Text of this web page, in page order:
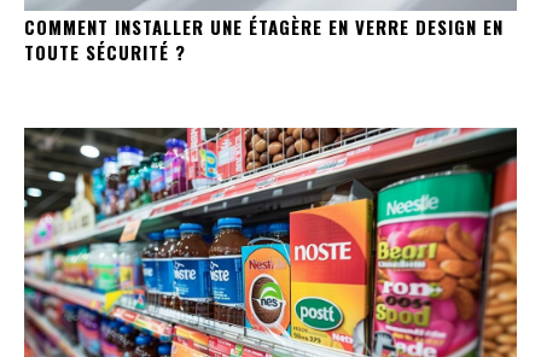
COMMENT INSTALLER UNE ÉTAGÈRE EN VERRE DESIGN EN
TOUTE SÉCURITÉ ?